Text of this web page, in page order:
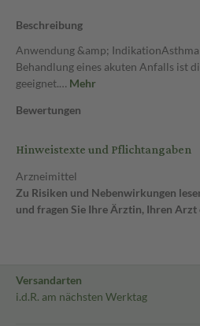
Beschreibung
Anwendung &amp;
Behandlung eines akuten Anfalls ist
geeignet.… Mehr
Bewertungen
Hinweistexte und Pflichtangaben
Arzneimittel
Zu Risiken und Nebenwirkungen
und fragen Sie Ihre Ärztin, Ihren
Versandarten
i.d.R. am nächsten Werktag